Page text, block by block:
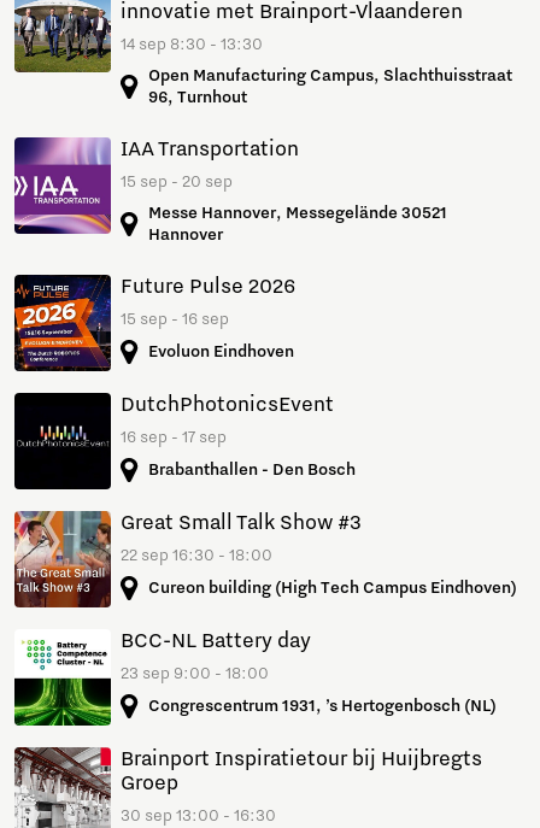
innovatie met Brainport-Vlaanderen
14 sep 8:30 - 13:30
Open Manufacturing Campus, Slachthuisstraat
96, Turnhout
IAA Transportation
15 sep - 20 sep
Messe Hannover, Messegelände 30521
Hannover
Future Pulse 2026
15 sep - 16 sep
Evoluon Eindhoven
DutchPhotonicsEvent
16 sep - 17 sep
Brabanthallen - Den Bosch
Great Small Talk Show #3
22 sep 16:30 - 18:00
Cureon building (High Tech Campus Eindhoven)
BCC-NL Battery day
23 sep 9:00 - 18:00
Congrescentrum 1931, ’s Hertogenbosch (NL)
Brainport Inspiratietour bij Huijbregts
Groep
30 sep 13:00 - 16:30